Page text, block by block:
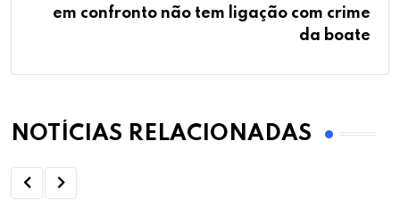
em confronto não tem ligação com crime
da boate
NOTÍCIAS RELACIONADAS